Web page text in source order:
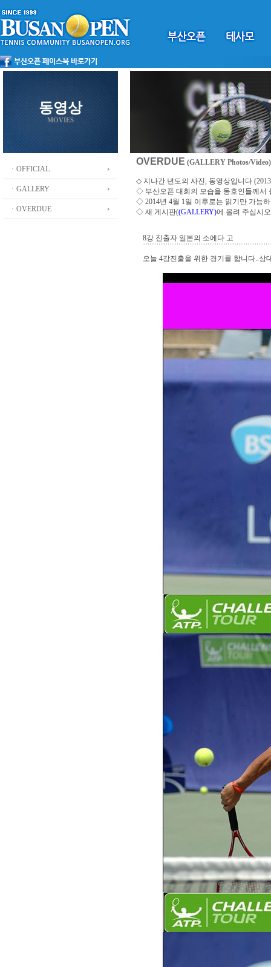
동영상
MOVIES
ㆍOFFICIAL
ㆍGALLERY
ㆍOVERDUE
OVERDUE (GALLERY Photos/Video)
◇ 지나간 년도의 사진, 동영상입니다
◇ 부산오픈 대회의 모습을 동호인들께서
◇ 2014년 4월 1일 이후로는 읽기만 가능
◇ 새 게시판((GALLERY)에 올려 주십시오
8강 진출자 일본의 소에다 고
오늘 4강진출을 위한 경기를 합니다..상